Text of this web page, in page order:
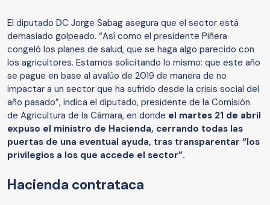
El diputado DC Jorge Sabag asegura que el sector está
demasiado golpeado. “Así como el presidente Piñera
congeló los planes de salud, que se haga algo parecido con
los agricultores. Estamos solicitando lo mismo: que este año
se pague en base al avalúo de 2019 de manera de no
impactar a un sector que ha sufrido desde la crisis social del
año pasado”, indica el diputado, presidente de la Comisión
de Agricultura de la Cámara, en donde el martes 21 de abril
expuso el ministro de Hacienda, cerrando todas las
puertas de una eventual ayuda, tras transparentar “los
privilegios a los que accede el sector”.
Hacienda contrataca